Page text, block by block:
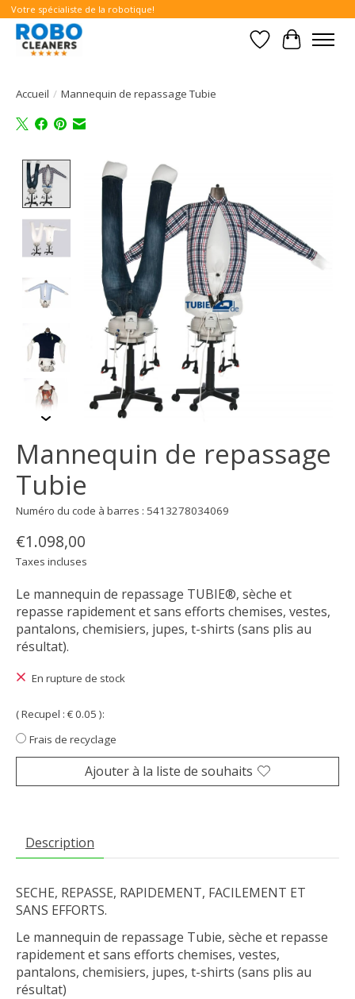
Votre spécialiste de la robotique!
Liste dePanier
Accueil / Mannequin de repassage Tubie
Product image slideshow Items
Mannequin de repassage
Tubie
Numéro du code à barres : 5413278034069
€1.098,00
Taxes incluses
Le mannequin de repassage TUBIE®, sèche et
repasse rapidement et sans efforts chemises, vestes,
pantalons, chemisiers, jupes, t-shirts (sans plis au
résultat).
En rupture de stock
( Recupel : € 0.05 ):
Frais de recyclage
Ajouter à la liste de souhaits
Description
SECHE, REPASSE, RAPIDEMENT, FACILEMENT ET
SANS EFFORTS.
Le mannequin de repassage Tubie, sèche et repasse
rapidement et sans efforts chemises, vestes,
pantalons, chemisiers, jupes, t-shirts (sans plis au
résultat)